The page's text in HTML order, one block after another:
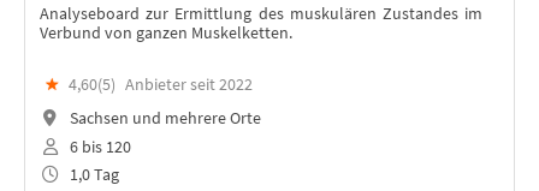
Analyseboard zur Ermittlung des muskulären Zustandes im
Verbund von ganzen Muskelketten.
★ 4,60(5) Anbieter seit 2022
Sachsen und mehrere Orte
6 bis 120
1,0 Tag